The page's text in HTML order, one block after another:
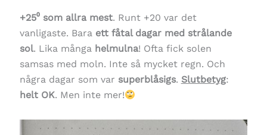
+25⁰ som allra mest. Runt +20 var det
vanligaste. Bara ett fåtal dagar med strålande
sol. Lika många helmulna! Ofta fick solen
samsas med moln. Inte så mycket regn. Och
några dagar som var superblåsigs. Slutbetyg:
helt OK. Men inte mer!